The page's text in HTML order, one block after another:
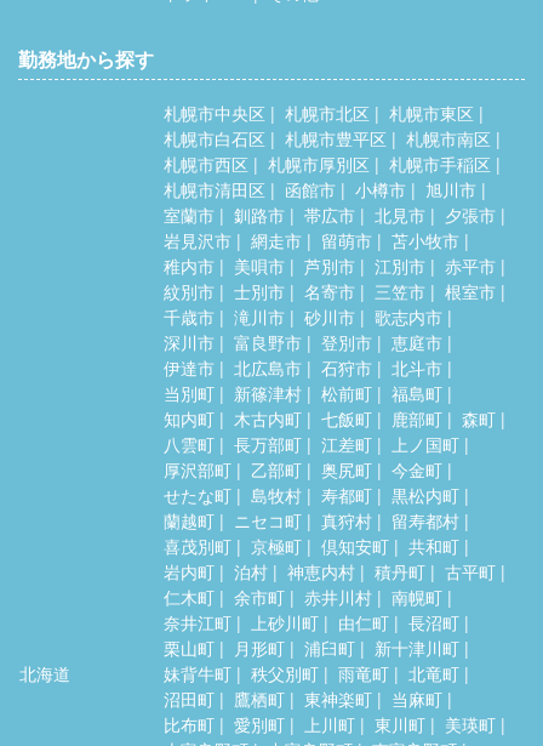
勤務地から探す
北海道
札幌市中央区 札幌市北区
札幌市東区
札幌市白石区
札幌市豊平区
札幌市南区
札幌市西区
札幌市厚別区
札幌市手稲区
札幌市清田区
函館市 小樽市
旭川市
室蘭市
釧路市 帯広市 北見市
夕張市
岩見沢市
網走市 留萌市
苫小牧市
稚内市
美唄市 芦別市 江別市
赤平市
紋別市
士別市 名寄市 三笠市
根室市
千歳市
滝川市 砂川市
歌志内市
深川市
富良野市 登別市
恵庭市
伊達市
北広島市 石狩市
北斗市
当別町
新篠津村 松前町
福島町
知内町
木古内町 七飯町 鹿部町
森町
八雲町
長万部町 江差町
上ノ国町
厚沢部町
乙部町 奥尻町
今金町
せたな町
島牧村 寿都町
黒松内町
蘭越町
ニセコ町 真狩村
留寿都村
喜茂別町
京極町 倶知安町
共和町
岩内町
泊村 神恵内村 積丹町
古平町
仁木町
余市町 赤井川村
南幌町
奈井江町
上砂川町 由仁町
長沼町
栗山町
月形町 浦臼町
新十津川町
妹背牛町
秩父別町 雨竜町
北竜町
沼田町
鷹栖町 東神楽町
当麻町
比布町
愛別町 上川町 東川町
美瑛町